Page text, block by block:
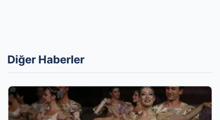
Diğer Haberler